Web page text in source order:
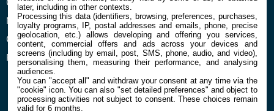
Mentions légales et CGU
Confidentialité et Cookies
Préférences cookies
Contact
later, including in other contexts.
Processing this data (identifiers, browsing, preferences, purchases,
loyalty programs, IP, postal addresses and emails, phone, precise
geolocation, etc.) allows developing and offering you services,
content, commercial offers and ads across your devices and
screens (including by email, post, SMS, phone, audio, and video),
personalising them, measuring their performance, and analysing
audiences.
You can "accept all" and withdraw your consent at any time via the
"cookie" icon. You can also "set detailed preferences" and object to
processing activities not subject to consent. These choices remain
valid for 6 months.